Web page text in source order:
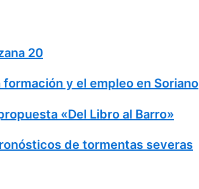
20
y el empleo en Soriano
«Del Libro al Barro»
de tormentas severas